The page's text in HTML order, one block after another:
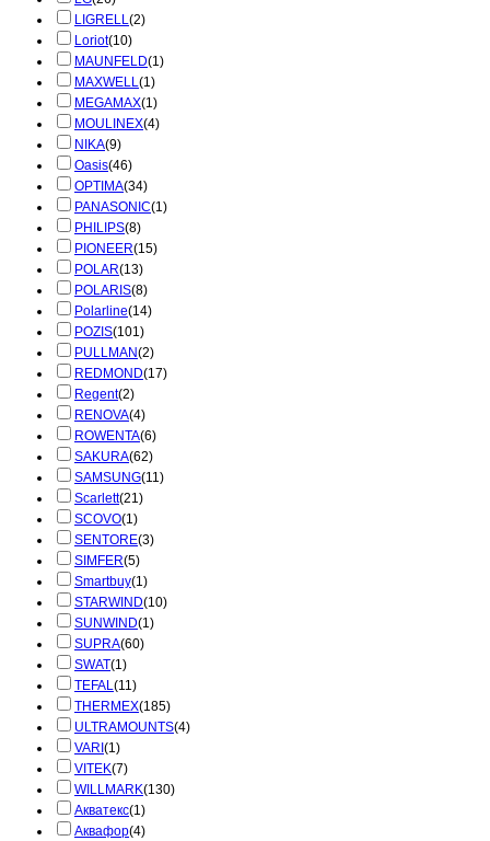
LIGRELL(2)
Loriot(10)
MAUNFELD(1)
MAXWELL(1)
MEGAMAX(1)
MOULINEX(4)
NIKA(9)
Oasis(46)
OPTIMA(34)
PANASONIC(1)
PHILIPS(8)
PIONEER(15)
POLAR(13)
POLARIS(8)
Polarline(14)
POZIS(101)
PULLMAN(2)
REDMOND(17)
Regent(2)
RENOVA(4)
ROWENTA(6)
SAKURA(62)
SAMSUNG(11)
Scarlett(21)
SCOVO(1)
SENTORE(3)
SIMFER(5)
Smartbuy(1)
STARWIND(10)
SUNWIND(1)
SUPRA(60)
SWAT(1)
TEFAL(11)
THERMEX(185)
ULTRAMOUNTS(4)
VARI (1)
VITEK(7)
WILLMARK(130)
Акватекс(1)
Аквафор(4)